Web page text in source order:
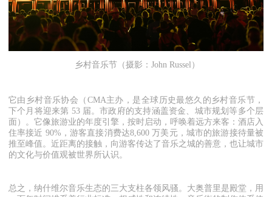
乡村音乐节（摄影：John Russel）
它由乡村音乐协会（CMA主办，是全球历史最悠久的乡村音乐节，
下个月将迎来第 53 届。市政府的支持涵盖资金、城市规划等多个层
面）。它像旅游业的年度引擎，按时启动，呼唤着远方来客：酒店入
住率接近 90%，游客直接消费达8,600 万美元，城市的旅游接待量被
推至峰值。近距离的接触，向游客传达了音乐之城的善意，也让城市
的文化与价值观被世界所认识。
总之，纳什维尔音乐生态的三大支柱各领风骚。大奥普里是殿堂，用